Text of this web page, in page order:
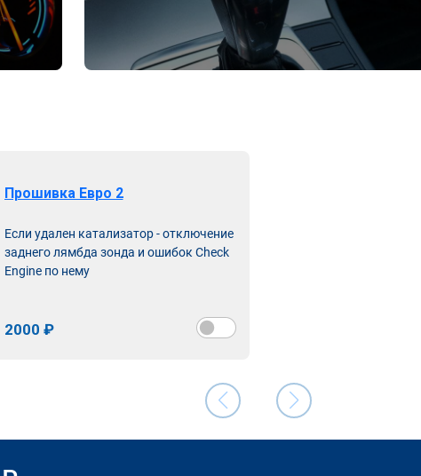
Прошивка Евро 2
Если удален катализатор - отключение
заднего лямбда зонда и ошибок Check
Engine по нему
2000 ₽